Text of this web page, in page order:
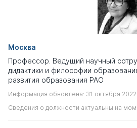
Москва
Профессор. Ведущий научный
дидактики и философии
развития образования РАО
Информация обновлена: 31 октября 2022
Сведения о должности актуальны на